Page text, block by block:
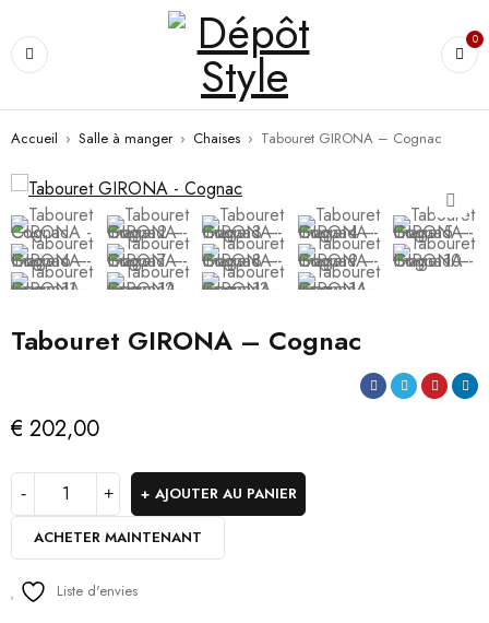
0
Accueil › Salle à manger › Chaises › Tabouret GIRONA – Cognac
Tabouret GIRONA – Cognac
€ 202,00
AJOUTER AU PANIER
ACHETER MAINTENANT
Liste d'envies